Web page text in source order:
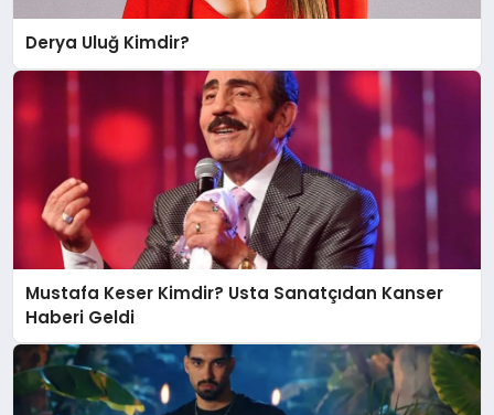
Derya Uluğ Kimdir?
Mustafa Keser Kimdir? Usta Sanatçıdan Kanser
Haberi Geldi